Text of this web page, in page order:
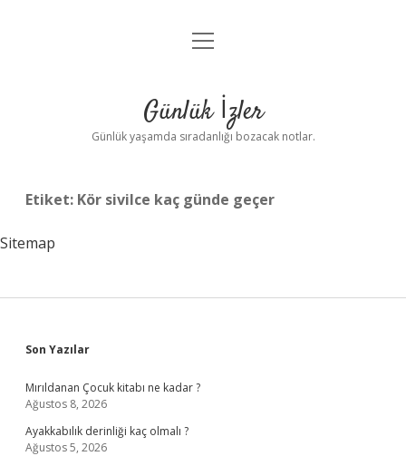
Anasayfa
Yasal Uyarı
menüyü
Günlük İzler
Günlük yaşamda sıradanlığı bozacak notlar.
Etiket: Kör sivilce kaç günde geçer
Sitemap
Sidebar
Son Yazılar
Mırıldanan Çocuk kitabı ne kadar ?
Ağustos 8, 2026
Ayakkabılık derinliği kaç olmalı ?
Ağustos 5, 2026